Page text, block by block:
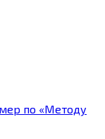
по «Методу